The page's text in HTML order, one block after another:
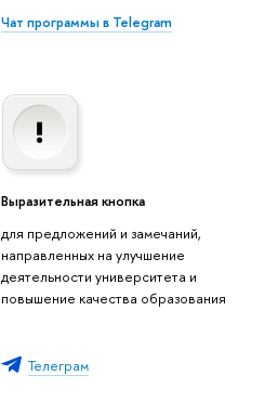
Чат программы в Telegram
Выразительная кнопка
для предложений и замечаний,
направленных на улучшение
деятельности университета и
повышение качества образования
Телеграм